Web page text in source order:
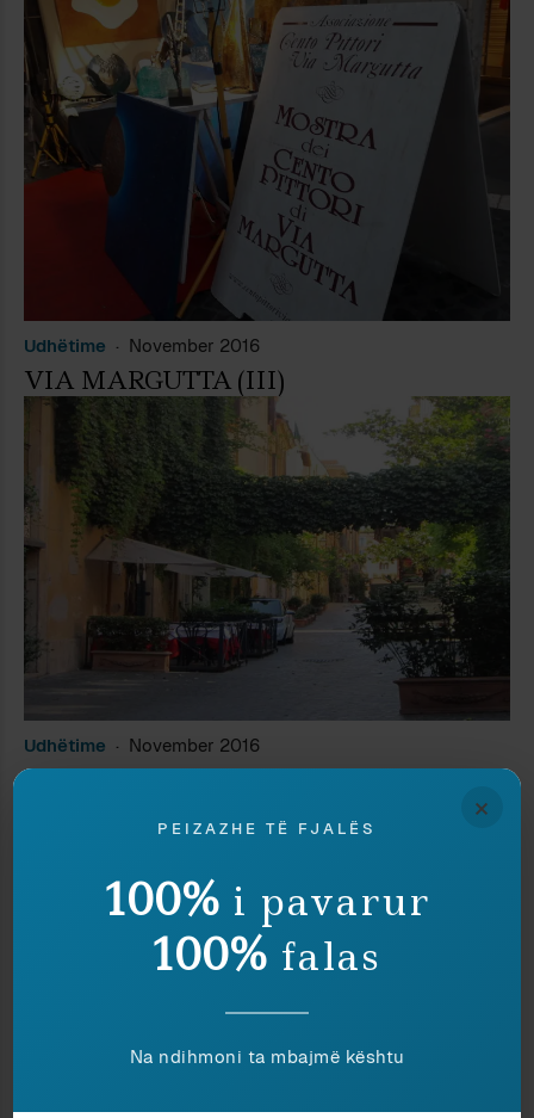
Udhëtime November 2016
VIA MARGUTTA (III)
Udhëtime November 2016
VIA MARGUTTA (II)
×
PEIZAZHE TË FJALËS
100% i pavarur
100% falas
Na ndihmoni ta mbajmë kështu